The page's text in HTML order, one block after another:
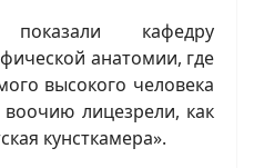
кафедру
анатомии, где
высокого человека
лицезрели, как
кунсткамера».